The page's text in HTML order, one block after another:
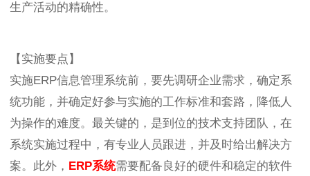
生产活动的精确性。
【实施要点】
实施ERP信息管理系统前，要先调研企业需求，确定系
统功能，并确定好参与实施的工作标准和套路，降低人
为操作的难度。最关键的，是到位的技术支持团队，在
系统实施过程中，有专业人员跟进，并及时给出解决方
案。此外， ERP系统需要配备良好的硬件和稳定的软件